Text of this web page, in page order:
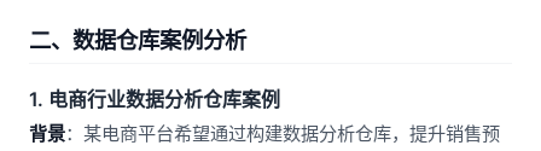
二、数据仓库案例分析
1. 电商行业数据分析仓库案例
背景：某电商平台希望通过构建数据分析仓库，提升销售预